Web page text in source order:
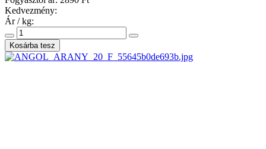
Kedvezmény:
Ár / kg: